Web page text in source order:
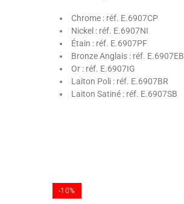
Chrome : réf. E.6907CP
Nickel : réf. E.6907NI
Étain : réf. E.6907PF
Bronze Anglais : réf. E.6907EB
Or : réf. E.6907IG
Laiton Poli : réf. E.6907BR
Laiton Satiné : réf. E.6907SB
-10%